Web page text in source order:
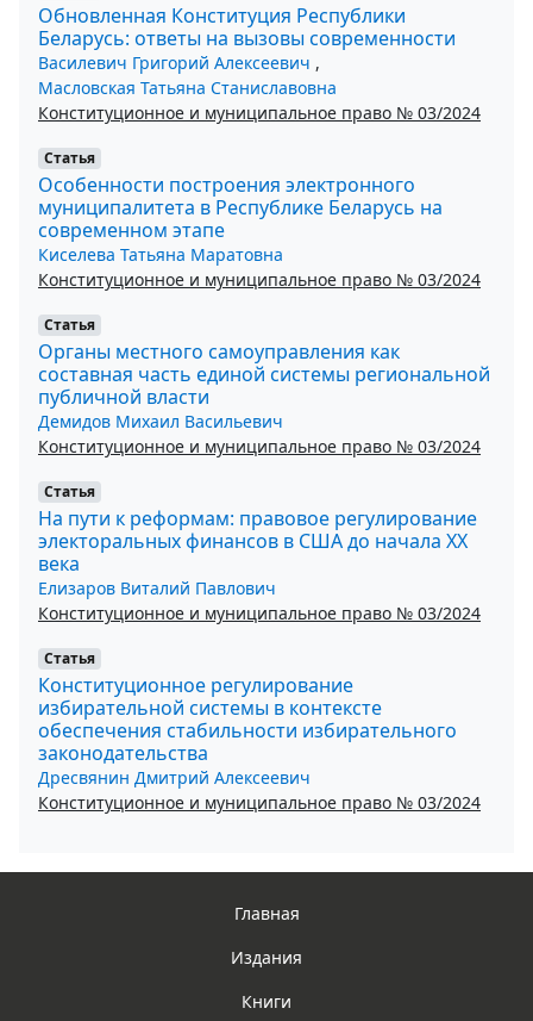
Обновленная Конституция Республики
Беларусь: ответы на вызовы современности
Василевич Григорий Алексеевич ,
Масловская Татьяна Станиславовна
Конституционное и муниципальное право № 03/2024
Статья
Особенности построения электронного
муниципалитета в Республике Беларусь на
современном этапе
Киселева Татьяна Маратовна
Конституционное и муниципальное право № 03/2024
Статья
Органы местного самоуправления как
составная часть единой системы региональной
публичной власти
Демидов Михаил Васильевич
Конституционное и муниципальное право № 03/2024
Статья
На пути к реформам: правовое регулирование
электоральных финансов в США до начала XX
века
Елизаров Виталий Павлович
Конституционное и муниципальное право № 03/2024
Статья
Конституционное регулирование
избирательной системы в контексте
обеспечения стабильности избирательного
законодательства
Дресвянин Дмитрий Алексеевич
Конституционное и муниципальное право № 03/2024
Главная
Издания
Книги